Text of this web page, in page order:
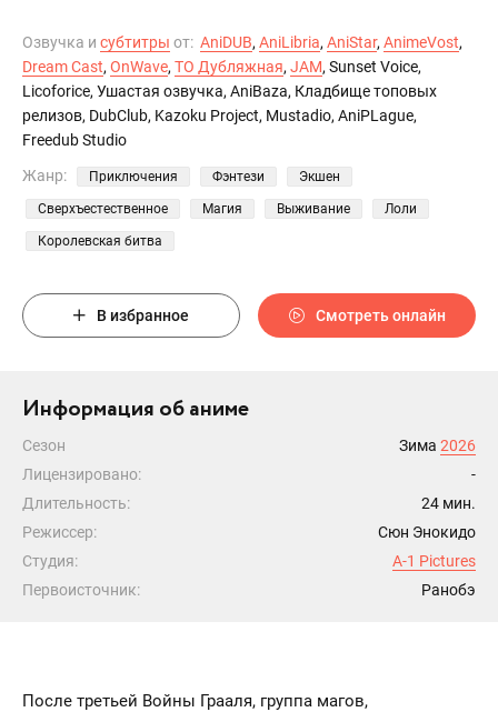
Озвучка и субтитры от: AniDUB, AniLibria, AniStar, AnimeVost,
Dream Cast, OnWave, ТО Дубляжная, JAM, Sunset Voice,
Licoforice, Ушастая озвучка, AniBaza, Кладбище топовых
релизов, DubClub, Kazoku Project, Mustadio, AniPLague,
Freedub Studio
Жанр:
Приключения Фэнтези Экшен
Сверхъестественное Магия Выживание Лоли
Королевская битва
В избранное Смотреть онлайн
Информация об аниме
Сезон Зима 2026
Лицензировано:
-
Длительность:
24 мин.
Режиссер:
Сюн Энокидо
Студия:
A-1 Pictures
Первоисточник:
Ранобэ
После третьей Войны Грааля, группа магов,